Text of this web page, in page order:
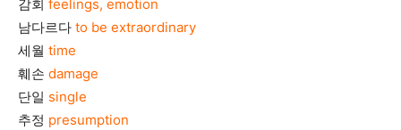
감회 feelings, emotion
남다르다 to be extraordinary
세월 time
훼손 damage
단일 single
추정 presumption